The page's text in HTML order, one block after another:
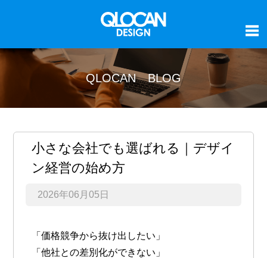
QLOCAN BLOG
小さな会社でも選ばれる｜デザイ
ン経営の始め方
2026年06月05日
「価格競争から抜け出したい」
「他社との差別化ができない」